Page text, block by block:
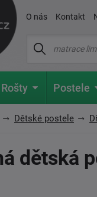
O nás Kontakt
Rošty Postele
Dětské postele
dětská